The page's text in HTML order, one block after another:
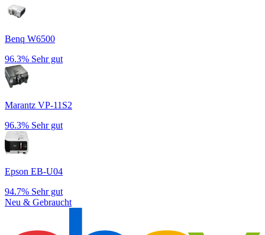
Benq W6500
96.3% Sehr gut
Marantz VP-11S2
96.3% Sehr gut
Epson EB-U04
94.7% Sehr gut
Neu & Gebraucht